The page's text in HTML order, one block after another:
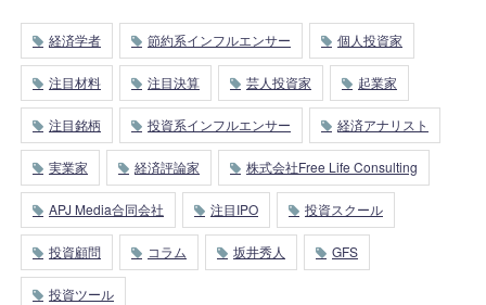
経済学者 節約系インフルエンサー 個人投資家
注目材料 注目決算 芸人投資家 起業家
注目銘柄 投資系インフルエンサー 経済アナリスト
実業家 経済評論家 株式会社Free Life Consulting
APJ Media合同会社 注目IPO 投資スクール
投資顧問 コラム 坂井秀人 GFS
投資ツール